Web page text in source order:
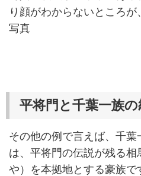
り顔がわからないところ
写真
平将門と千葉一族の
その他の例で言えば、千
は、平将門の伝説が残る相
や）を本拠地とする豪族で